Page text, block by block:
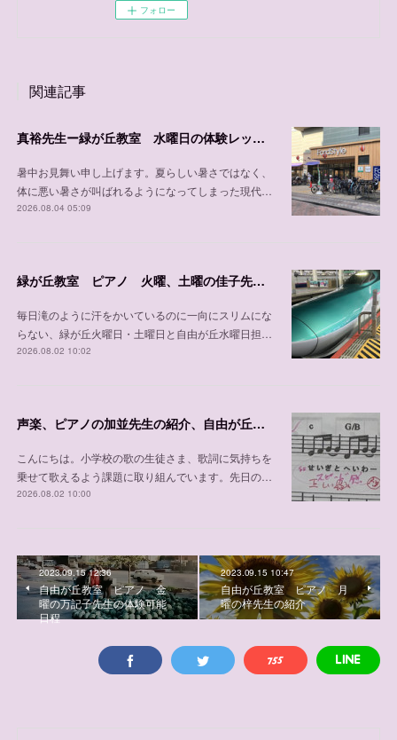
フォロー
関連記事
真裕先生ー緑が丘教室 水曜日の体験レッスン可能日程
暑中お見舞い申し上げます。夏らしい暑さではなく、
体に悪い暑さが叫ばれるようになってしまった現代…
2026.08.04 05:09
緑が丘教室 ピアノ 火曜、土曜の佳子先生の紹介
毎日滝のように汗をかいているのに一向にスリムにな
らない、緑が丘火曜日・土曜日と自由が丘水曜日担…
2026.08.02 10:02
声楽、ピアノの加並先生の紹介、自由が丘教室 木曜日、 土曜日、日曜日/緑が丘教室 金曜日
こんにちは。小学校の歌の生徒さま、歌詞に気持ちを
乗せて歌えるよう課題に取り組んでいます。先日の…
2026.08.02 10:00
2023.09.15 12:36
自由が丘教室 ピアノ 金
曜の万記子先生の体験可能
日程
2023.09.15 10:47
自由が丘教室 ピアノ 月
曜の梓先生の紹介